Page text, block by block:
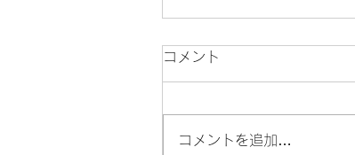
サルスベリ！
コメント
コメントを追加…